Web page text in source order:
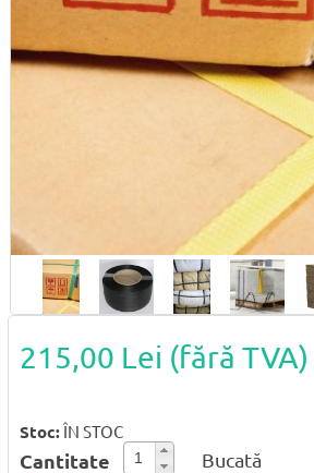
215,00 Lei (fără TVA)
Stoc: ÎN STOC
Cantitate Bucată